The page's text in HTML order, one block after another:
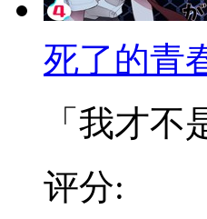
死了的青
「我才
评分: